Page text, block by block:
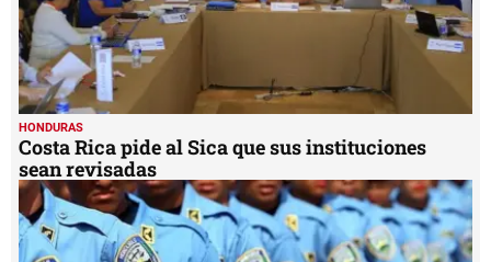
HONDURAS
Costa Rica pide al Sica que sus instituciones
sean revisadas